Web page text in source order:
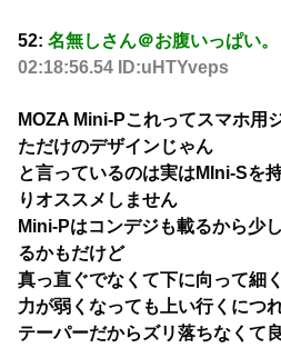
52: 名無しさん＠お腹いっぱい。
02:18:56.54 ID:uHTYveps
MOZA Mini-Pこれってスマホ用
ただけのデザインじゃん
と言っているのは実はMIni-Sを
りオススメしません
Mini-Pはコンデジも載るから少
るかもだけど
真っ直ぐでなくて下に向って細
力が弱くなっても上い行くにつ
テーパーだからズリ落ちなくて